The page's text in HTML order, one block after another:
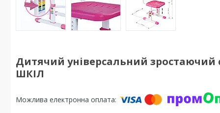
Дитячий універсальний зростаючий
ШКІЛ